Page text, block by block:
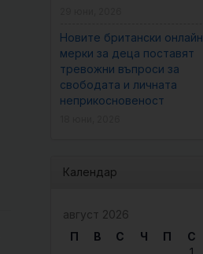
Новите британски онлайн
мерки за деца поставят
тревожни въпроси за
свободата и личната
неприкосновеност
Календар
август 2026
П
В С Ч П С